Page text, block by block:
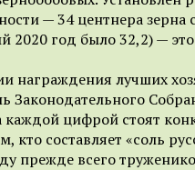
— 34 центнера зерна
2020 год было 32,2) —
награждения лучших
Законодательного
каждой цифрой стоят
кто составляет «соль
прежде всего